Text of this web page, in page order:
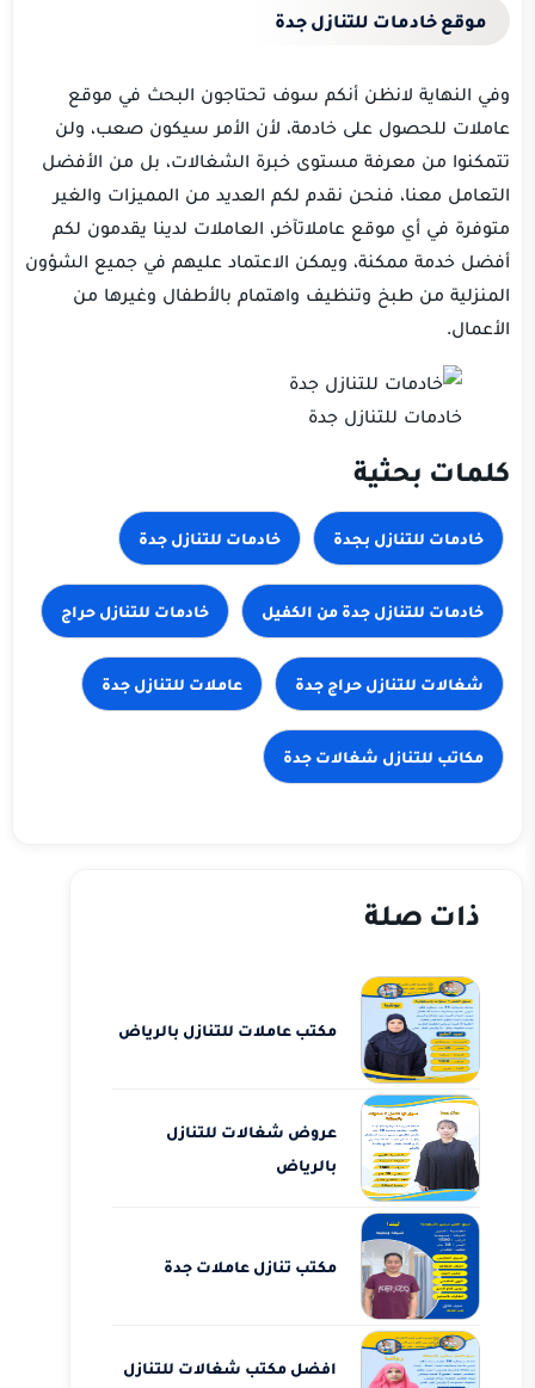
موقع خادمات للتنازل جدة
وفي النهاية لانظن أنكم سوف تحتاجون البحث في موقع
عاملات للحصول على خادمة، لأن الأمر سيكون صعب، ولن
تتمكنوا من معرفة مستوى خبرة الشغالات، بل من الأفضل
التعامل معنا، فنحن نقدم لكم العديد من المميزات والغير
متوفرة في أي موقع عاملاتآخر، العاملات لدينا يقدمون لكم
أفضل خدمة ممكنة، ويمكن الاعتماد عليهم في جميع الشؤون
المنزلية من طبخ وتنظيف واهتمام بالأطفال وغيرها من
الأعمال.
خادمات للتنازل جدة
كلمات بحثية
خادمات للتنازل بجدة خادمات للتنازل جدة
خادمات للتنازل جدة من الكفيل خادمات للتنازل حراج
شغالات للتنازل حراج جدة عاملات للتنازل جدة
مكاتب للتنازل شغالات جدة
ذات صلة
مكتب عاملات للتنازل بالرياض
عروض شغالات للتنازل
بالرياض
مكتب تنازل عاملات جدة
افضل مكتب شغالات للتنازل